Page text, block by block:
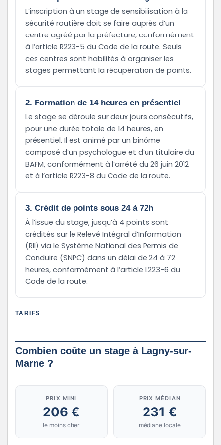
L’inscription à un stage de sensibilisation à la
sécurité routière doit se faire auprès d’un
centre agréé par la préfecture, conformément
à l’article R223-5 du Code de la route. Seuls
ces centres sont habilités à organiser les
stages permettant la récupération de points.
2. Formation de 14 heures en présentiel
Le stage se déroule sur deux jours consécutifs,
pour une durée totale de 14 heures, en
présentiel. Il est animé par un binôme
composé d’un psychologue et d’un titulaire du
BAFM, conformément à l’arrêté du 26 juin 2012
et à l’article R223-8 du Code de la route.
3. Crédit de points sous 24 à 72h
À l’issue du stage, jusqu’à 4 points sont
crédités sur le Relevé Intégral d’Information
(RII) via le Système National des Permis de
Conduire (SNPC) dans un délai de 24 à 72
heures, conformément à l’article L223-6 du
Code de la route.
TARIFS
Combien coûte un stage à Lagny-sur-
Marne ?
PRIX MINI
206 €
le moins cher
PRIX MÉDIAN
231 €
médiane locale